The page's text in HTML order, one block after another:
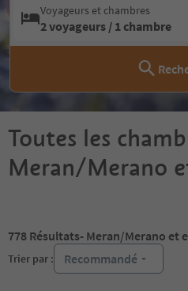
Voyageurs et chambres
2 voyageurs / 1 chambre
Toutes les
Meran/Merano
778 Résultats- Meran/Merano et
Trier par : Recommandé